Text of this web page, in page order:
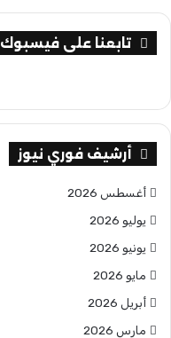
تابعنا على فيسبوك
أرشيف فوري نيوز
أغسطس 2026
يوليو 2026
يونيو 2026
مايو 2026
أبريل 2026
مارس 2026